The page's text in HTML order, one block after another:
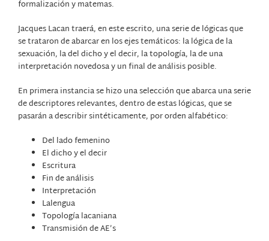
formalización y matemas.
Jacques Lacan traerá, en este escrito, una serie de lógicas que
se trataron de abarcar en los ejes temáticos: la lógica de la
sexuación, la del dicho y el decir, la topología, la de una
interpretación novedosa y un final de análisis posible.
En primera instancia se hizo una selección que abarca una serie
de descriptores relevantes, dentro de estas lógicas, que se
pasarán a describir sintéticamente, por orden alfabético:
Del lado femenino
El dicho y el decir
Escritura
Fin de análisis
Interpretación
Lalengua
Topología lacaniana
Transmisión de AE’s